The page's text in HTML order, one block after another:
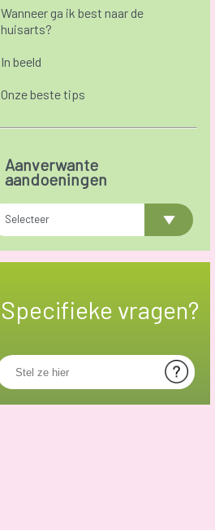
Wanneer ga ik best naar de
huisarts?
In beeld
Onze beste tips
Aanverwante
aandoeningen
Selecteer
Specifieke vragen?